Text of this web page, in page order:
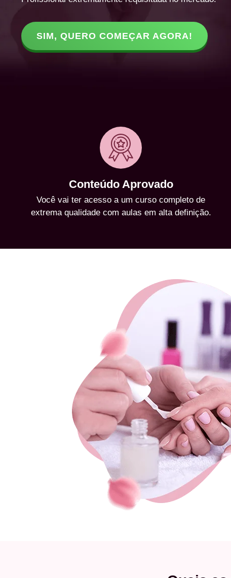
SIM, QUERO COMEÇAR AGORA!
Conteúdo Aprovado
Você vai ter acesso a um curso completo de
extrema qualidade com aulas em alta definição.